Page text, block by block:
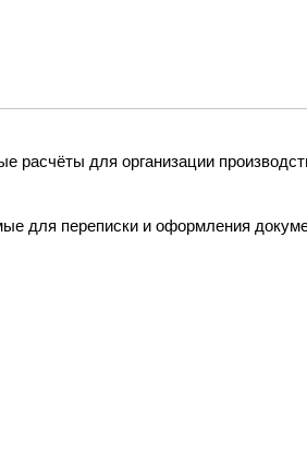
для организации
для переписки и оформления